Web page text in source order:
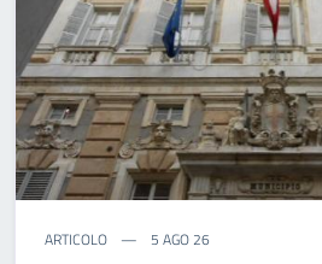
ARTICOLO 5 AGO 26